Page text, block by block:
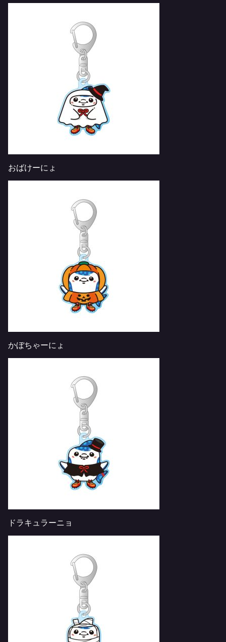
おばけーにょ
かぼちゃーにょ
ドラキュラーニョ